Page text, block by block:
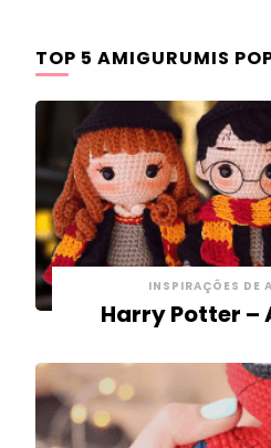
TOP 5 AMIGURUMIS
INSPIRAÇÕES DE
Harry Potter